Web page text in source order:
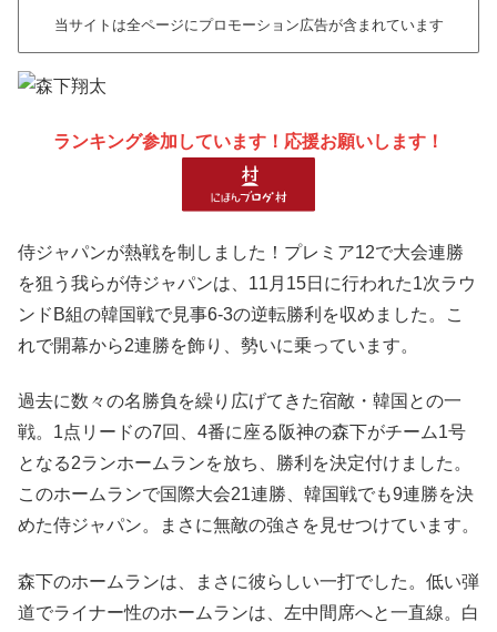
当サイトは全ページにプロモーション広告が含まれています
ランキング参加しています！応援お願いします！
侍ジャパンが熱戦を制しました！プレミア12で大会連勝
を狙う我らが侍ジャパンは、11月15日に行われた1次ラウ
ンドB組の韓国戦で見事6-3の逆転勝利を収めました。こ
れで開幕から2連勝を飾り、勢いに乗っています。
過去に数々の名勝負を繰り広げてきた宿敵・韓国との一
戦。1点リードの7回、4番に座る阪神の森下がチーム1号
となる2ランホームランを放ち、勝利を決定付けました。
このホームランで国際大会21連勝、韓国戦でも9連勝を決
めた侍ジャパン。まさに無敵の強さを見せつけています。
森下のホームランは、まさに彼らしい一打でした。低い弾
道でライナー性のホームランは、左中間席へと一直線。白